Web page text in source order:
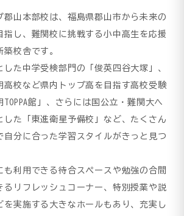
郡山本部校は、福島県郡山市から未来の
指し、難関校に挑戦する小中高生を応援
校舎です。
した中学受検部門の「俊英四谷大塚」、
高校など県内トップ高を目指す高校受験
館」、さらには国公立・難関大へ
した「東進衛星予備校」など、たくさん
自分に合った学習スタイルがきっと見つ
も利用できる待合スペースや勉強の合間
るリフレッシュコーナー、特別授業や説
を実施する大きなホールもあり、充実し